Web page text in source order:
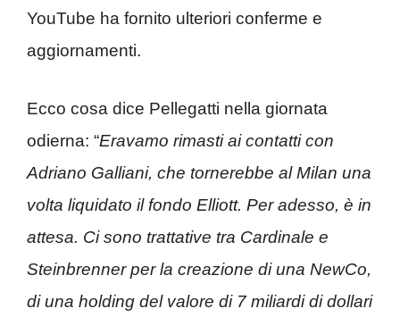
YouTube ha fornito ulteriori conferme e
aggiornamenti.
Ecco cosa dice Pellegatti nella giornata
odierna: “Eravamo rimasti ai contatti con
Adriano Galliani, che tornerebbe al Milan una
volta liquidato il fondo Elliott. Per adesso, è in
attesa. Ci sono trattative tra Cardinale e
Steinbrenner per la creazione di una NewCo,
di una holding del valore di 7 miliardi di dollari